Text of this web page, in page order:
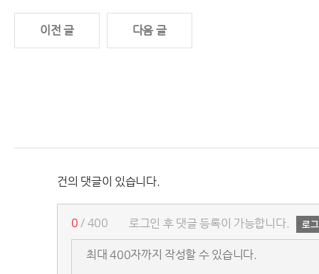
이전 글 다음 글
건의 댓글이 있습니다.
로그인 후 댓글 등록이 가능합니다.
0 / 400